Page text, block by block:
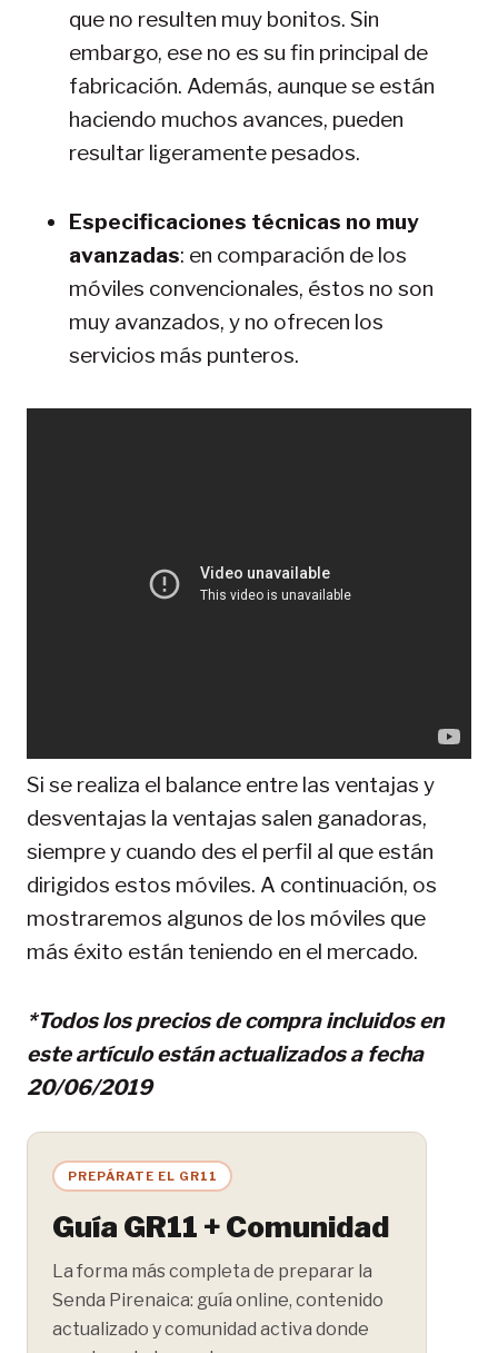
que no resulten muy bonitos. Sin
embargo, ese no es su fin principal de
fabricación. Además, aunque se están
haciendo muchos avances, pueden
resultar ligeramente pesados.
Especificaciones técnicas no muy
avanzadas: en comparación de los
móviles convencionales, éstos no son
muy avanzados, y no ofrecen los
servicios más punteros.
Si se realiza el balance entre las ventajas y
desventajas la ventajas salen ganadoras,
siempre y cuando des el perfil al que están
dirigidos estos móviles. A continuación, os
mostraremos algunos de los móviles que
más éxito están teniendo en el mercado.
*Todos los precios de compra incluidos en
este artículo están actualizados a fecha
20/06/2019
PREPÁRATE EL GR11
Guía GR11 + Comunidad
La forma más completa de preparar la
Senda Pirenaica: guía online, contenido
actualizado y comunidad activa donde